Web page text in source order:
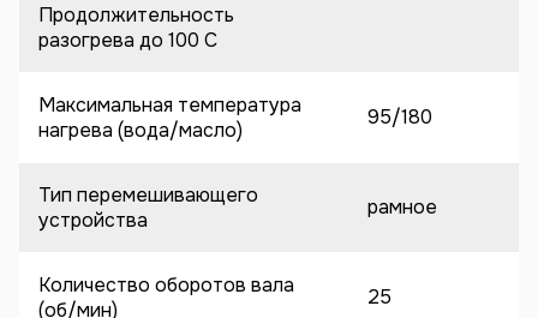
Продолжительность
разогрева до 100 C
Максимальная температура
нагрева (вода/масло)
95/180
Тип перемешивающего
устройства
рамное
Количество оборотов вала
(об/мин)
25